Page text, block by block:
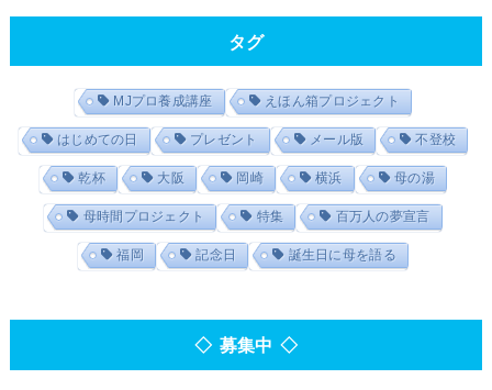
タグ
MJプロ養成講座 えほん箱プロジェクト
はじめての日 プレゼント メール版 不登校
乾杯 大阪 岡崎 横浜 母の湯
母時間プロジェクト 特集 百万人の夢宣言
福岡 記念日 誕生日に母を語る
◇ 募集中 ◇